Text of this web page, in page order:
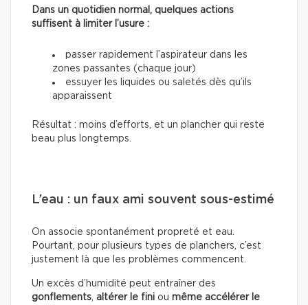
Dans un quotidien normal, quelques actions
suffisent à limiter l’usure :
passer rapidement l’aspirateur dans les
zones passantes (chaque jour)
essuyer les liquides ou saletés dès qu’ils
apparaissent
Résultat : moins d’efforts, et un plancher qui reste
beau plus longtemps.
L’eau : un faux ami souvent sous-estimé
On associe spontanément propreté et eau.
Pourtant, pour plusieurs types de planchers, c’est
justement là que les problèmes commencent.
Un excès d’humidité peut entraîner des
gonflements altérer le fini ou même accélérer le